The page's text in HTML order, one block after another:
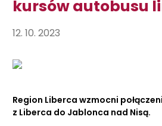
kursów autobusu
12. 10. 2023
Region Liberca wzmocni
z Liberca do Jablonca nad Nisą.